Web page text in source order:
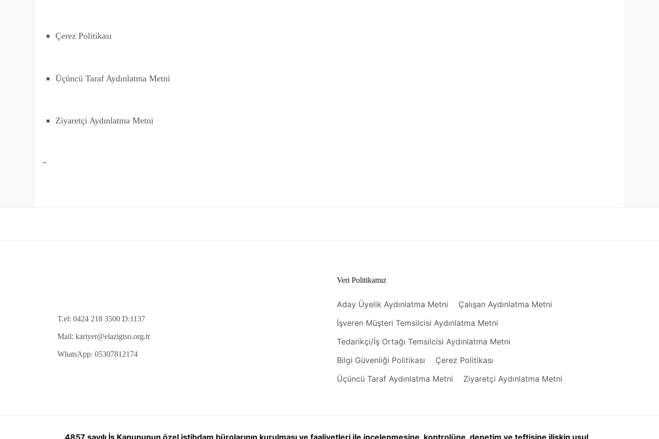
Çerez Politikası
Üçüncü Taraf Aydınlatma Metni
Ziyaretçi Aydınlatma Metni
–
T.el: 0424 218 3500 D:1137
Mail: kariyer@elazigtso.org.tr
WhatsApp: 05307812174
Veri Politikamız
Aday Üyelik Aydınlatma Metni
Çalışan Aydınlatma Metni
İşveren Müşteri Temsilcisi Aydınlatma Metni
Tedarikçi/İş Ortağı Temsilcisi Aydınlatma Metni
Bilgi Güvenliği Politikası
Çerez Politikası
Üçüncü Taraf Aydınlatma Metni
Ziyaretçi Aydınlatma Metni
4857 sayılı İş Kanununun özel istihdam bürolarının kurulması ve faaliyetleri ile incelenmesine, kontrolüne, denetim ve teftişine ilişkin usul